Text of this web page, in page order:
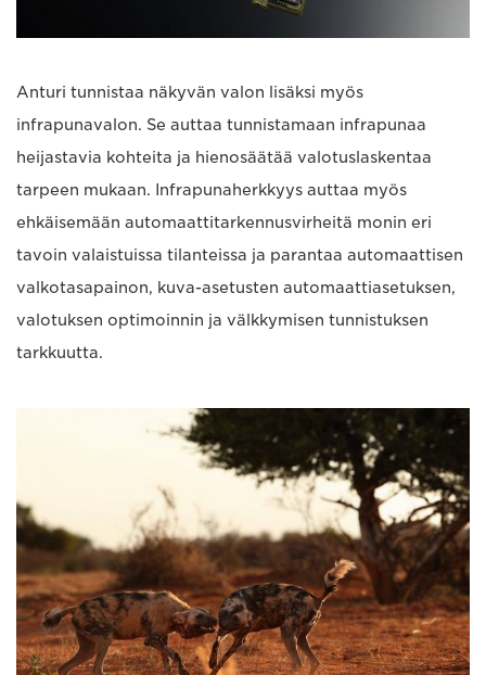
Anturi tunnistaa näkyvän valon lisäksi myös
infrapunavalon. Se auttaa tunnistamaan infrapunaa
heijastavia kohteita ja hienosäätää valotuslaskentaa
tarpeen mukaan. Infrapunaherkkyys auttaa myös
ehkäisemään automaattitarkennusvirheitä monin eri
tavoin valaistuissa tilanteissa ja parantaa automaattisen
valkotasapainon, kuva-asetusten automaattiasetuksen,
valotuksen optimoinnin ja välkkymisen tunnistuksen
tarkkuutta.